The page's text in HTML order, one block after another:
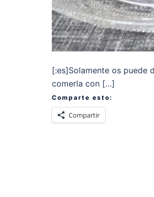
[:es]Solamente os puede
comerla con […]
Comparte esto:
Compartir